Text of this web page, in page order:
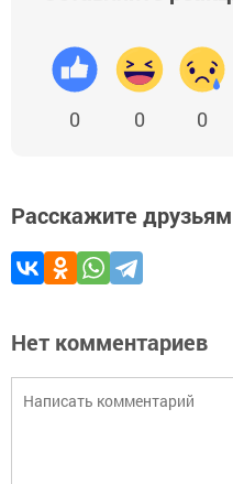
0 0 0
Расскажите друзьям
Нет комментариев